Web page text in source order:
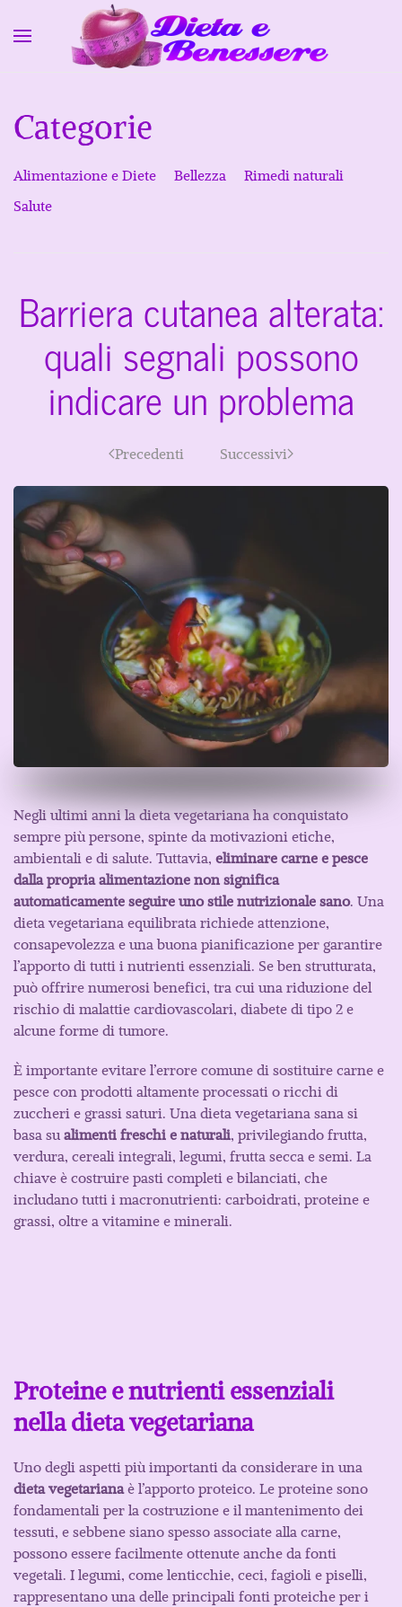
Skip to main content
Categorie
Alimentazione e Diete Bellezza
Rimedi naturali
Salute
Barriera cutanea alterata:
quali segnali possono
indicare un problema
Precedenti Successivi
Negli ultimi anni la dieta vegetariana ha conquistato
sempre più persone, spinte da motivazioni etiche,
ambientali e di salute. Tuttavia, eliminare carne e pesce
dalla propria alimentazione non significa
automaticamente seguire uno stile nutrizionale sano. Una
dieta vegetariana equilibrata richiede attenzione,
consapevolezza e una buona pianificazione per garantire
l’apporto di tutti i nutrienti essenziali. Se ben strutturata,
può offrire numerosi benefici, tra cui una riduzione del
rischio di malattie cardiovascolari, diabete di tipo 2 e
alcune forme di tumore.
È importante evitare l’errore comune di sostituire carne e
pesce con prodotti altamente processati o ricchi di
zuccheri e grassi saturi. Una dieta vegetariana sana si
basa su alimenti freschi e naturali, privilegiando frutta,
verdura, cereali integrali, legumi, frutta secca e semi. La
chiave è costruire pasti completi e bilanciati, che
includano tutti i macronutrienti: carboidrati, proteine e
grassi, oltre a vitamine e minerali.
Proteine e nutrienti essenziali
nella dieta vegetariana
Uno degli aspetti più importanti da considerare in una
dieta vegetarianaè l’apporto proteico. Le proteine sono
fondamentali per la costruzione e il mantenimento dei
tessuti, e sebbene siano spesso associate alla carne,
possono essere facilmente ottenute anche da fonti
vegetali. I legumi, come lenticchie, ceci, fagioli e piselli,
rappresentano una delle principali fonti proteiche per i